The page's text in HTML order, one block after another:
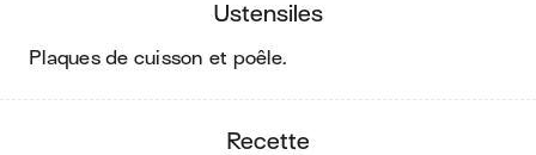
ustensiles
plaques de cuisson et poêle.
recette